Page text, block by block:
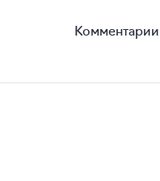
Комментарии